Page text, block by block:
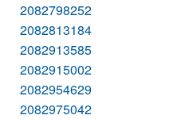
2082798252
2082813184
2082913585
2082915002
2082954629
2082975042